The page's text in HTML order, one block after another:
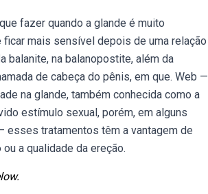
fazer quando a glande é muito
mais sensível depois de uma relação
balanite, na balanopostite, além da
de cabeça do pênis, em que. Web —
na glande, também conhecida como a
estímulo sexual, porém, em alguns
esses tratamentos têm a vantagem de
a qualidade da ereção.